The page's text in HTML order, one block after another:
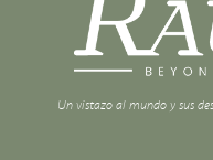
Un vistazo al mundo y sus